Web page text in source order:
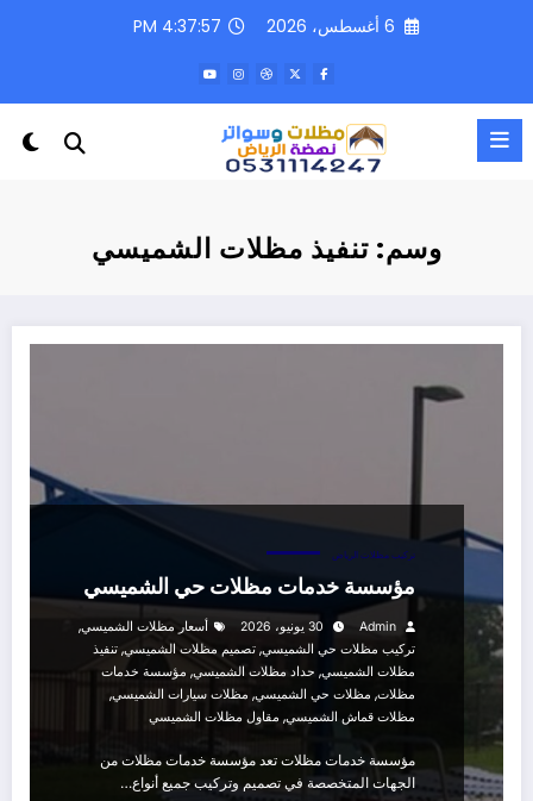
6 أغسطس، 2026 4:37:57 PM
وسم: تنفيذ مظلات الشميسي
تركيب مظلات الرياض
مؤسسة خدمات مظلات حي الشميسي
Admin 30 يونيو، 2026 أسعار مظلات الشميسي,
تركيب مظلات حي الشميسي, تصميم مظلات الشميسي, تنفيذ
مظلات الشميسي, حداد مظلات الشميسي, مؤسسة خدمات
مظلات, مظلات حي الشميسي, مظلات سيارات الشميسي,
مظلات قماش الشميسي, مقاول مظلات الشميسي
مؤسسة خدمات مظلات تعد مؤسسة خدمات مظلات من
الجهات المتخصصة في تصميم وتركيب جميع أنواع…